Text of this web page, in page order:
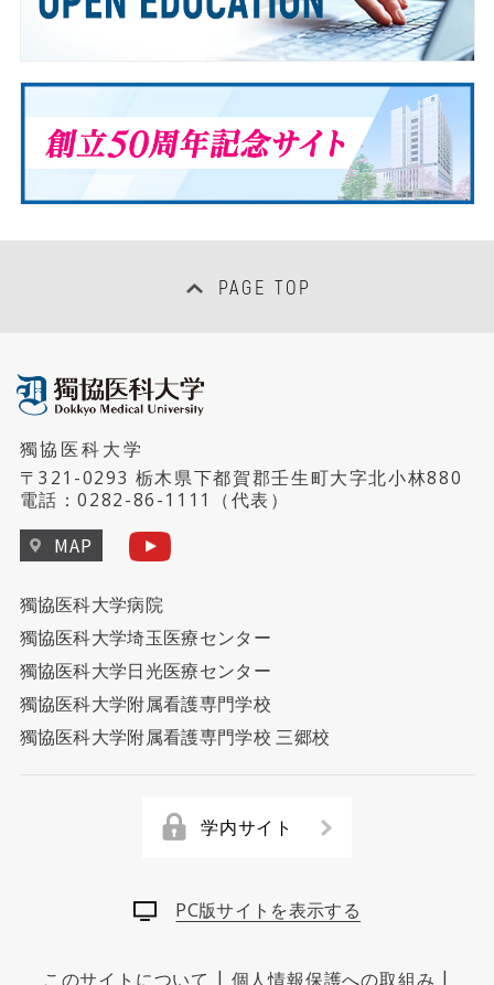
PAGE TOP
獨協医科大学
〒321-0293 栃木県下都賀郡壬生町大字北小林880
電話：0282-86-1111 （代表）
MAP
獨協医科大学病院
獨協医科大学埼玉医療センター
獨協医科大学日光医療センター
獨協医科大学附属看護専門学校
獨協医科大学附属看護専門学校 三郷校
学内サイト
PC版サイトを表示する
このサイトについて | 個人情報保護への取組み |